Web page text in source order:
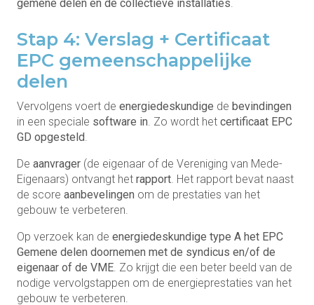
gemene delen en de collectieve installaties
Stap 4: Verslag + Certificaat
EPC gemeenschappelijke
delen
Vervolgens voert de energiedeskundige de bevindingen
in een speciale software in . Zo wordt het certificaat EPC
GD opgesteld
De aanvrager (de eigenaar of de Vereniging van Mede-
Eigenaars) ontvangt het rapport . Het rapport bevat naast
de score aanbevelingen om de prestaties van het
gebouw te verbeteren.
Op verzoek kan de energiedeskundige type A het EPC
Gemene delen doornemen met de syndicus en/of de
eigenaar of de VME . Zo krijgt die een beter beeld van de
nodige vervolgstappen om de energieprestaties van het
gebouw te verbeteren.